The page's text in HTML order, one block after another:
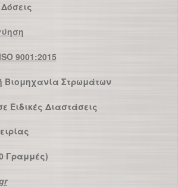
9001:2015
Βιομηχανία Στρωμάτων
Ειδικές Διαστάσεις
Γραμμές)